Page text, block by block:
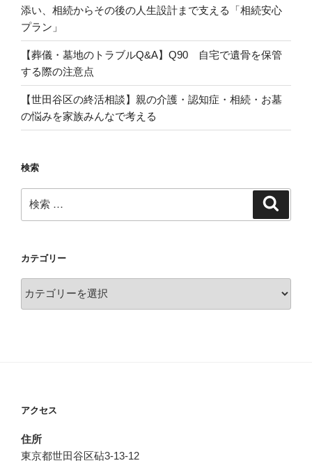
添い、相続からその後の人生設計まで支える「相続安心
プラン」
【葬儀・墓地のトラブルQ&A】Q90 自宅で遺骨を保管
する際の注意点
【世田谷区の終活相談】親の介護・認知症・相続・お墓
の悩みを家族みんなで考える
検索
検
索:
カテゴリー
アクセス
住所
東京都世田谷区砧3-13-12